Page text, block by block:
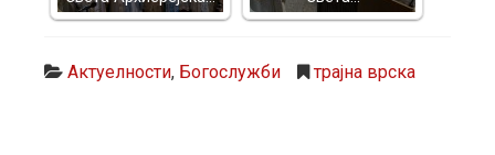
Актуелности, Богослужби трајна врска